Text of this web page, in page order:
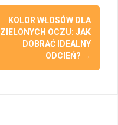
KOLOR WŁOSÓW DLA
ZIELONYCH OCZU: JAK
DOBRAĆ IDEALNY
ODCIEŃ? →